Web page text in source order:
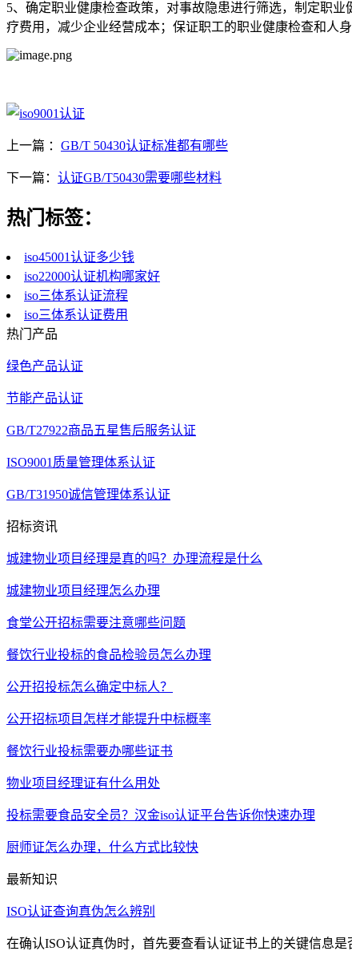
5、确定职业健康检查政策，对事故隐患进行筛选，制定职
疗费用，减少企业经营成本；保证职工的职业健康检查和人
上一篇 ： GB/T 50430认证标准都有哪些
下一篇： 认证GB/T50430需要哪些材料
热门标签：
iso45001认证多少钱
iso22000认证机构哪家好
iso三体系认证流程
iso三体系认证费用
热门产品
绿色产品认证
节能产品认证
GB/T27922商品五星售后服务认证
ISO9001质量管理体系认证
GB/T31950诚信管理体系认证
招标资讯
城建物业项目经理是真的吗？办理流程是什么
城建物业项目经理怎么办理
食堂公开招标需要注意哪些问题
餐饮行业投标的食品检验员怎么办理
​公开招投标怎么确定中标人？
公开招标项目怎样才能提升中标概率
餐饮行业投标需要办哪些证书
物业项目经理证有什么用处
投标需要食品安全员？汉金iso认证平台告诉你快速办理
厨师证怎么办理，什么方式比较快
最新知识
ISO认证查询真伪怎么辨别
在确认ISO认证真伪时，首先要查看认证证书上的关键信息